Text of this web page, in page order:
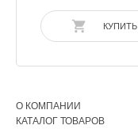
КУПИТЬ
О КОМПАНИИ
КАТАЛОГ ТОВАРОВ